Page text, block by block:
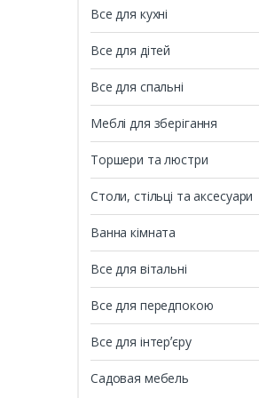
Все для кухні
Все для дітей
Все для спальні
Меблі для зберігання
Торшери та люстри
Столи, стільці та аксесуари
Ванна кімната
Все для вітальні
Все для передпокою
Все для інтерʼєру
Садовая мебель